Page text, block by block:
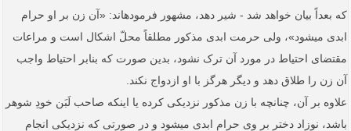
که بعداً‌ بیان خواهد شد - شیر دهد، مشهور فرموده­اند: «آن زن بر او حرام
ابدی می‏شود»، ولی حرمت ابدی مذکور مطلقاً محلّ اشکال است و مراعات
مقتضای احتیاط در مورد آن ترک نشود، بدین صورت که بنابر احتیاط واجب
آن زن را طلاق دهد و دیگر هرگز با او ازدواج نکند.
علاوه بر آن، چنانچه با زن مذکور نزدیکی کرده یا اینکه صاحب لَبَن خودِ شوهر
باشد، نوزاد دختر بر وی حرام ابدی می­شود و در صورتی که نزدیکی انجام